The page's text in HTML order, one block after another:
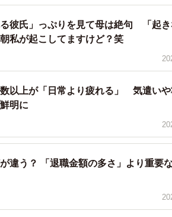
ーさん（@foooooooooochan）提供
彼氏」っぷりを見て母は絶句 「起き
私が起こしてますけど？笑
数以上が「日常より疲れる」 気遣い
明に
違う？ 「退職金額の多さ」より重要